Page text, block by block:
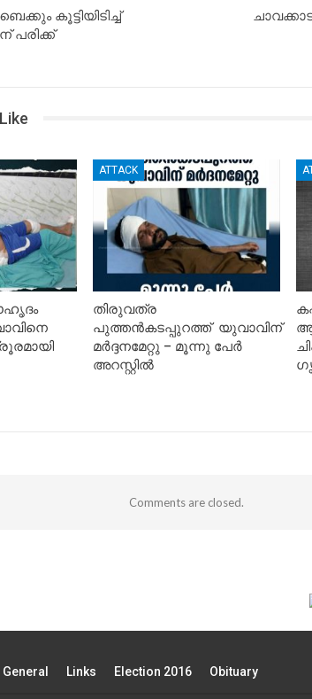
കൂട്ടിയിടിച്ച്
പരിക്ക്
ATTACK
തിരുവത്ര
പുത്തൻകടപ്പുറത്ത് യുവാവിന്
മർദ്ദനമേറ്റു – മൂന്നു പേർ
അറസ്റ്റിൽ
Comments are closed.
General Links Election 2016 Obituary